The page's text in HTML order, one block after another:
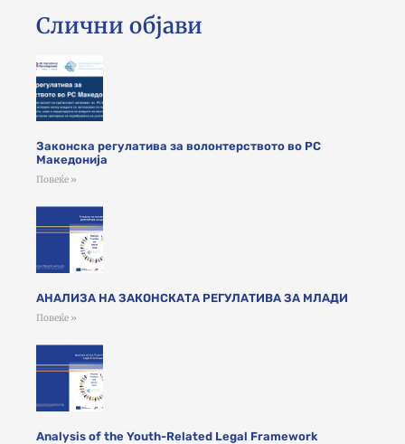
Слични објави
Законска регулатива за волонтерството во РС
Македонија
Повеќе »
АНАЛИЗА НА ЗАКОНСКАТА РЕГУЛАТИВА ЗА МЛАДИ
Повеќе »
Analysis of the Youth-Related Legal Framework